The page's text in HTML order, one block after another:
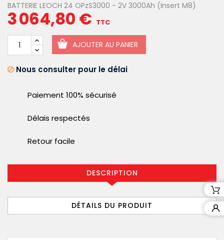
BATTERIE LEOCH 24 OPzS3000 - 2V 3000Ah (Insert M8)
3 064,80 € TTC
AJOUTER AU PANIER
Nous consulter pour le délai
Paiement 100% sécurisé
Délais respectés
Retour facile
DESCRIPTION
DÉTAILS DU PRODUIT